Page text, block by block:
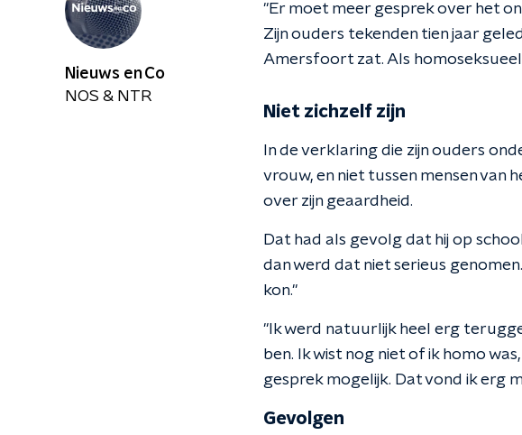
"Er moet meer gesprek over het
Zijn ouders tekenden tien jaar
Amersfoort zat. Als
Niet zichzelf zijn
In de verklaring die zijn ouders
vrouw, en niet tussen mensen van
over zijn geaardheid.
Dat had als gevolg dat hij op
dan werd dat niet serieus
kon."
"Ik werd natuurlijk heel erg
ben. Ik wist nog niet of ik homo
gesprek mogelijk. Dat vond ik erg
Gevolgen
Nieuws en Co
NOS & NTR